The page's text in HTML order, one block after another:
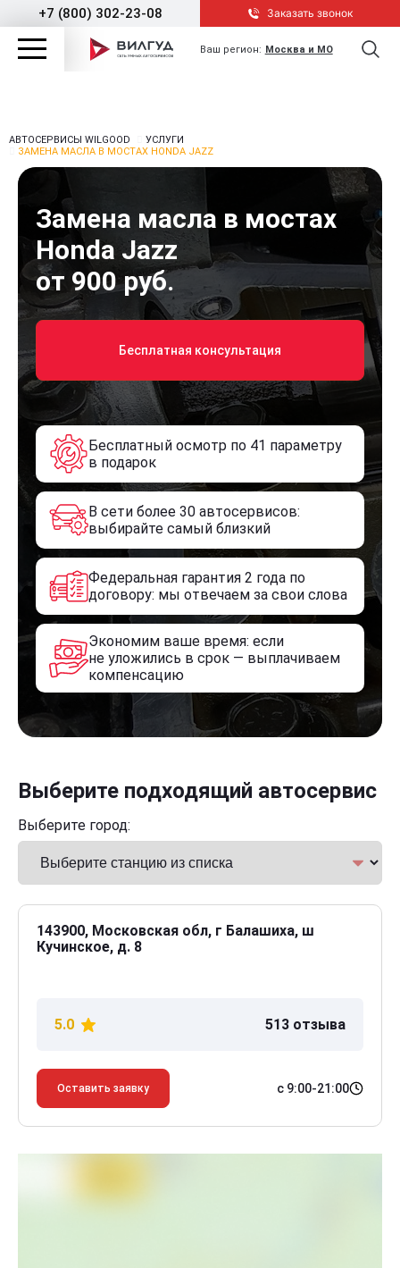
+7 (800) 302-23-08 Заказать звонок
Ваш регион: Москва и МО
АВТОСЕРВИСЫ WILGOOD
УСЛУГИ
ЗАМЕНА МАСЛА В МОСТАХ HONDA JAZZ
Замена масла в мостах
Honda Jazz
от 900 руб.
Бесплатная консультация
Бесплатный осмотр по 41 параметру
в подарок
В сети более 30 автосервисов:
выбирайте самый близкий
Федеральная гарантия 2 года по
договору: мы отвечаем за свои слова
Экономим ваше время: если
не уложились в срок — выплачиваем
компенсацию
Выберите подходящий автосервис
Выберите город:
143900, Московская обл, г Балашиха, ш
Кучинское, д. 8
5.0 513 отзыва
Оставить заявку с 9:00-21:00